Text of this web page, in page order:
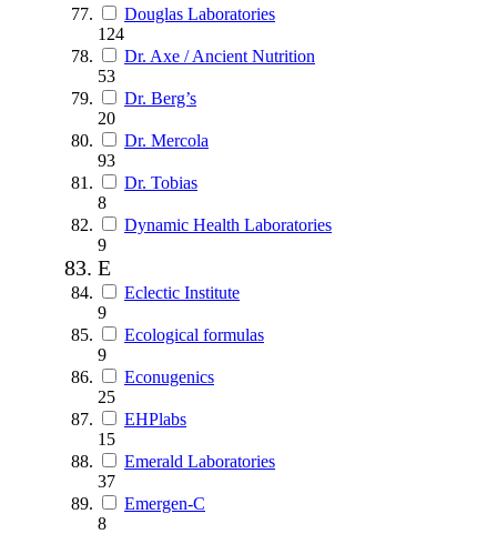
Douglas Laboratories
124
Dr. Axe / Ancient Nutrition
53
Dr. Berg’s
20
Dr. Mercola
93
Dr. Tobias
8
Dynamic Health Laboratories
9
E
Eclectic Institute
9
Ecological formulas
9
Econugenics
25
EHPlabs
15
Emerald Laboratories
37
Emergen-C
8